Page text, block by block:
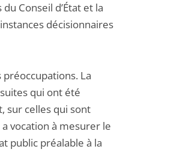
Conseil d’État et la
décisionnaires
La
qui ont été
sur celles qui sont
vocation à mesurer le
public préalable à la